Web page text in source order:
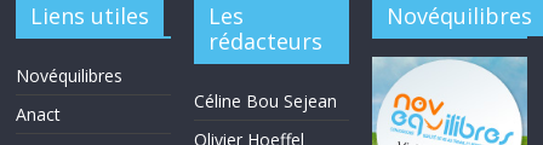
Liens utiles
Novéquilibres
Anact
Les
rédacteurs
Céline Bou Sejean
Olivier Hoeffel
Novéquilibres